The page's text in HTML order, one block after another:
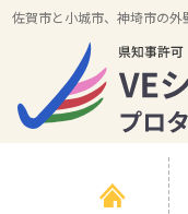
佐賀市と小城市、神埼市の